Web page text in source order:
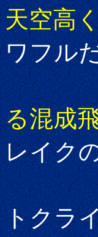
天空高
ワフル
オー
る混成
レイク
炎を
トクラ